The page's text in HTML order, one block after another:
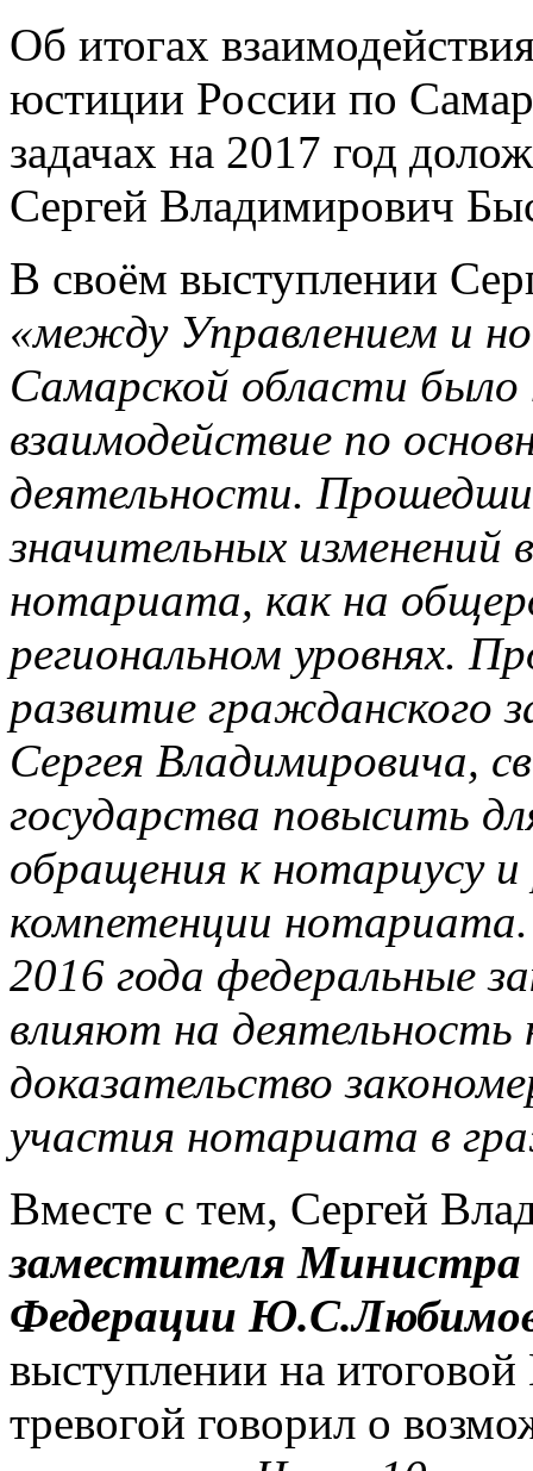
Об итогах
юстиции России по
задачах на 2017 год
Сергей Владимирович
В своём выступлении
«между Управлением и
Самарской области
взаимодействие по
деятельности.
значительных изменений
нотариата, как на
региональном уровнях.
развитие гражданского
Сергея Владимировича,
государства повысить
обращения к нотариусу
компетенции
2016 года федеральные
влияют на
доказательство
участия нотариата в
Вместе с тем, Сергей
заместителя Министра
Федерации
выступлении на
тревогой говорил о